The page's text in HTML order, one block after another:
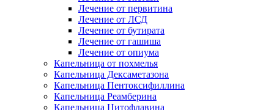
Лечение от первитина
Лечение от ЛСД
Лечение от бутирата
Лечение от гашиша
Лечение от опиума
Капельница от похмелья
Капельница Дексаметазона
Капельница Пентоксифиллина
Капельница Реамберина
Капельница Цитофлавина